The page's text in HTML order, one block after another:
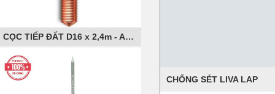
CỌC TIẾP ĐẤT D16 x 2,4m - AXIS
CHỐNG SÉT LIVA LAP